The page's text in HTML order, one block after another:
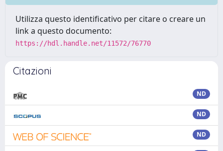
Utilizza questo identificativo per citare o creare un
link a questo documento:
https://hdl.handle.net/11572/76770
Citazioni
ND
ND
ND